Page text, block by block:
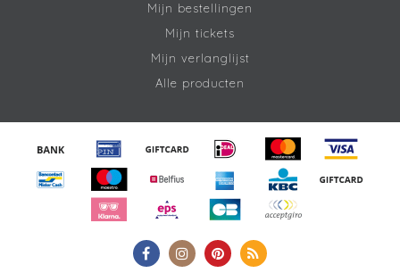
Mijn bestellingen
Mijn tickets
Mijn verlanglijst
Alle producten